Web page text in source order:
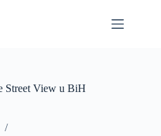
Street View u BiH